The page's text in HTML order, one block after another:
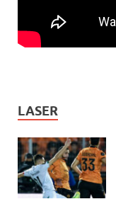
LASER